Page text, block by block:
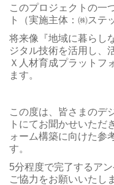
このプロジェクトの一
ト（実施主体：㈱ステ
将来像『地域に暮らし
ジタル技術を活用し、
Ｘ人材育成プラットフ
ます。
この度は、皆さまのデ
トにてお聞かせいただ
ォーム構築に向けた参
す。
5分程度で完了するア
ご協力をお願いいたし